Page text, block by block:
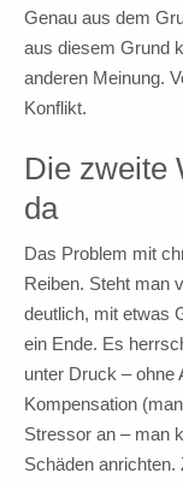
Genau aus dem
aus diesem Grund
anderen Meinung.
Konflikt.
Die zweite
da
Das Problem mit
Reiben. Steht man
deutlich, mit etwas
ein Ende. Es
unter Druck – ohne
Kompensation
Stressor an – man
Schäden